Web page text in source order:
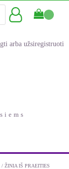
arba užsiregistruoti
/ ŽINIA IŠ PRAEITIES